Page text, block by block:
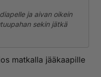
ja aivan oikein
sekin jätkä
matkalla jääkaapille